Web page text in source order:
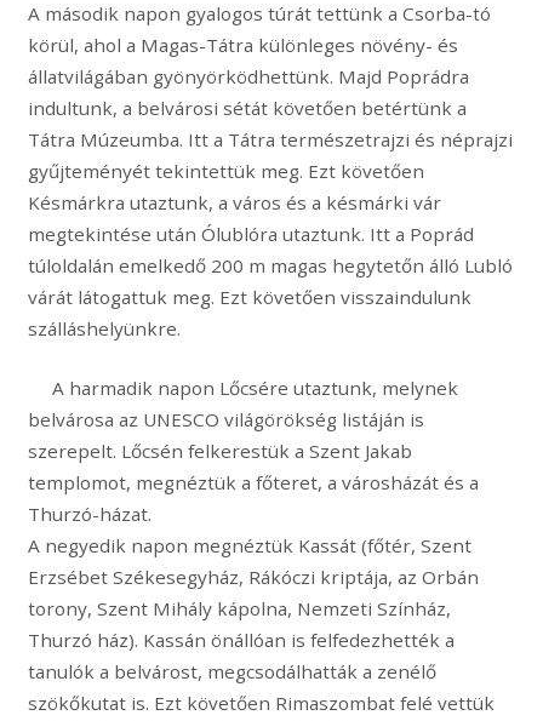
A második napon gyalogos túrát tettünk a Csorba-tó
körül, ahol a Magas-Tátra különleges növény- és
állatvilágában gyönyörködhettünk. Majd Poprádra
indultunk, a belvárosi sétát követően betértünk a
Tátra Múzeumba. Itt a Tátra természetrajzi és néprajzi
gyűjteményét tekintettük meg. Ezt követően
Késmárkra utaztunk, a város és a késmárki vár
megtekintése után Ólublóra utaztunk. Itt a Poprád
túloldalán emelkedő 200 m magas hegytetőn álló Lubló
várát látogattuk meg. Ezt követően visszaindulunk
szálláshelyünkre.
A harmadik napon Lőcsére utaztunk, melynek
belvárosa az UNESCO világörökség listáján is
szerepelt. Lőcsén felkerestük a Szent Jakab
templomot, megnéztük a főteret, a városházát és a
Thurzó-házat.
A negyedik napon megnéztük Kassát (főtér, Szent
Erzsébet Székesegyház, Rákóczi kriptája, az Orbán
torony, Szent Mihály kápolna, Nemzeti Színház,
Thurzó ház). Kassán önállóan is felfedezhették a
tanulók a belvárost, megcsodálhatták a zenélő
szökőkutat is. Ezt követően Rimaszombat felé vettük